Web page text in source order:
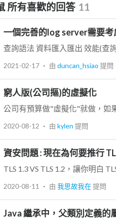
所有喜歡的回答 11
一個完善的log server需要考
2021-02-17 ‧ 由 duncan_hsiao 提問
窮人版(公司摳)的虛擬化
2020-08-12 ‧ 由 kylen 提問
資安問題 : 現在為何要推行
2020-08-11 ‧ 由 我思故我在提問
Java 繼承中，父類別定義的